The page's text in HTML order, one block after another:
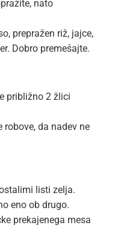
nato
prepražen riž, jajce,
Dobro premešajte.
približno 2 žlici
da nadev ne
listi zelja.
eno ob drugo.
prekajenega mesa